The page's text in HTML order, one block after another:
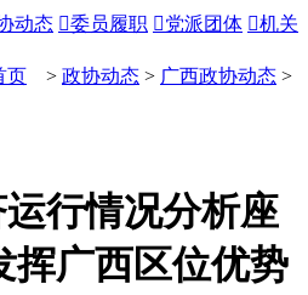
动态 委员履职 党派团体 机关
页 > 政协动态 > 广西政协动态 >
行情况分析座
挥广西区位优势